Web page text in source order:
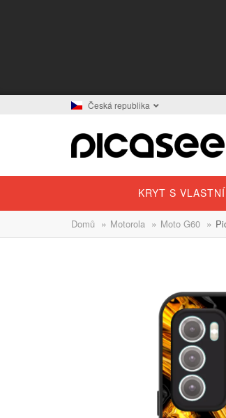
Česká republika
KRYT S
Domů » Motorola » Moto G60 »